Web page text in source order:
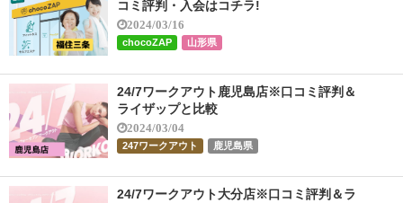
コミ評判・入会はコチラ!
2024/03/16
chocoZAP 山形県
24/7ワークアウト鹿児島店※口コミ評判＆
ライザップと比較
2024/03/04
247ワークアウト 鹿児島県
24/7ワークアウト大分店※口コミ評判＆ラ